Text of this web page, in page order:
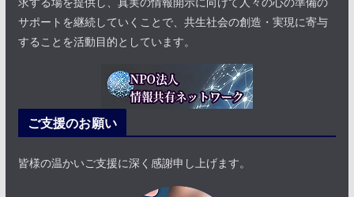
サポートを継続していくことで、共生社会の創造・実現に寄与
することを活動目的としています。
ご支援のお願い
皆様の温かいご支援に深く感謝申し上げます。